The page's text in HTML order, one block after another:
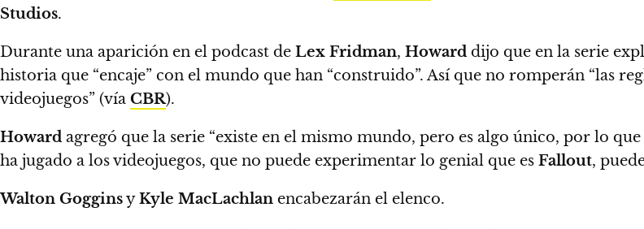
Studios.
Durante una aparición en el podcast de Lex Fridman, Howard dijo que en la serie
historia que “encaje” con el mundo que han “construido”. Así que no romperán “las
videojuegos” (vía CBR).
Howard agregó que la serie “existe en el mismo mundo, pero es algo único, por lo que
ha jugado a los videojuegos, que no puede experimentar lo genial que es Fallout,
Walton GogginsyKyle MacLachlan encabezarán el elenco.